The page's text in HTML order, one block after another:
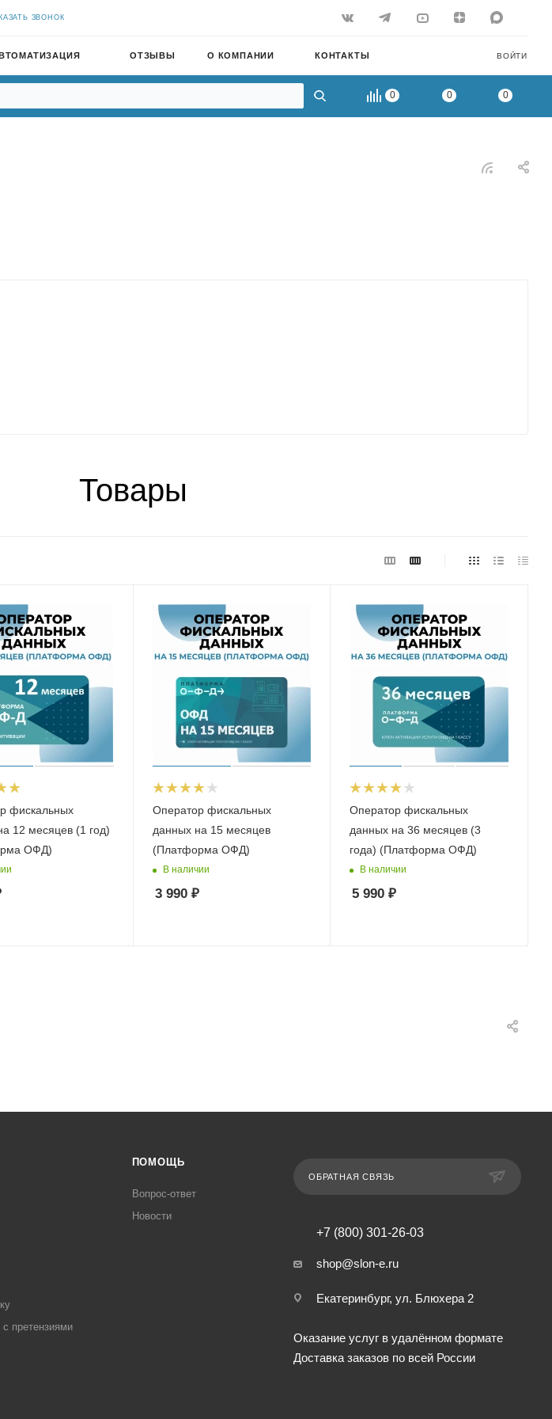
ЗВОНОК
ВОЙТИ
ОТЗЫВЫ О КОМПАНИИ КОНТАКТЫ
0 0 0
Товары
фискальных
12 месяцев (1 год)
ОФД)
Оператор фискальных
данных на 15 месяцев
(Платформа ОФД)
В наличии
3 990₽
Оператор фискальных
данных на 36 месяцев (3
года) (Платформа ОФД)
В наличии
5 990 ₽
с претензиями
ПОМОЩЬ
Вопрос-ответ
Новости
ОБРАТНАЯ СВЯЗЬ
+7 (800) 301-26-03
shop@slon-e.ru
Екатеринбург, ул. Блюхера 2
Оказание услуг в удалённом формате
Доставка заказов по всей России